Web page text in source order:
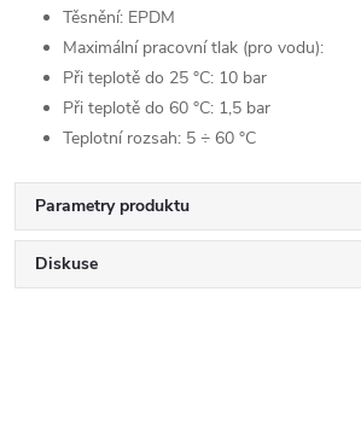
Těsnění: EPDM
Maximální pracovní tlak (pro vodu):
Při teplotě do 25 °C: 10 bar
Při teplotě do 60 °C: 1,5 bar
Teplotní rozsah: 5 ÷ 60 °C
Parametry produktu
Diskuse